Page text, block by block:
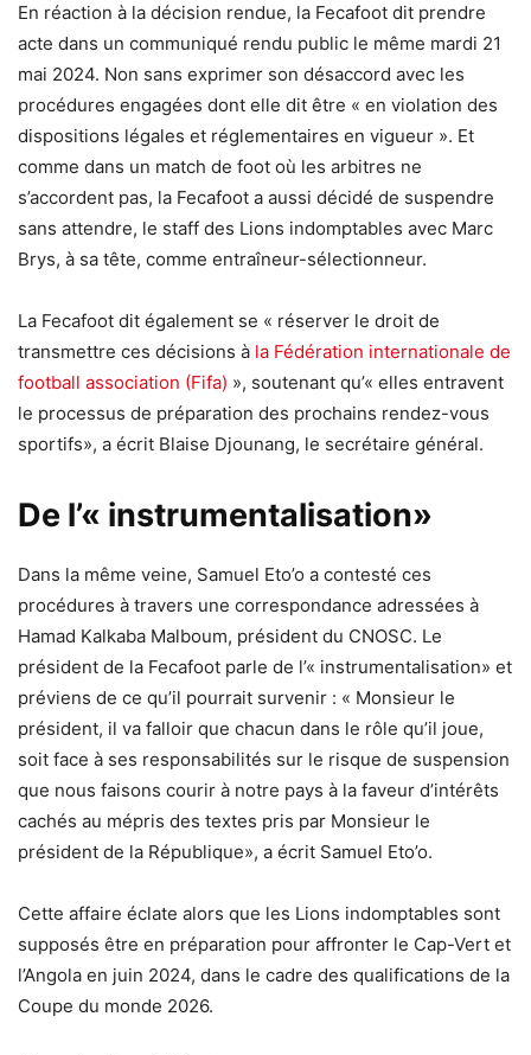
En réaction à la décision rendue, la Fecafoot dit prendre
acte dans un communiqué rendu public le même mardi 21
mai 2024. Non sans exprimer son désaccord avec les
procédures engagées dont elle dit être « en violation des
dispositions légales et réglementaires en vigueur ». Et
comme dans un match de foot où les arbitres ne
s’accordent pas, la Fecafoot a aussi décidé de suspendre
sans attendre, le staff des Lions indomptables avec Marc
Brys, à sa tête, comme entraîneur-sélectionneur.
La Fecafoot dit également se « réserver le droit de
transmettre ces décisions à la Fédération internationale de
football association (Fifa) », soutenant qu’« elles entravent
le processus de préparation des prochains rendez-vous
sportifs», a écrit Blaise Djounang, le secrétaire général.
De l’« instrumentalisation»
Dans la même veine, Samuel Eto’o a contesté ces
procédures à travers une correspondance adressées à
Hamad Kalkaba Malboum, président du CNOSC. Le
président de la Fecafoot parle de l’« instrumentalisation» et
préviens de ce qu’il pourrait survenir : « Monsieur le
président, il va falloir que chacun dans le rôle qu’il joue,
soit face à ses responsabilités sur le risque de suspension
que nous faisons courir à notre pays à la faveur d’intérêts
cachés au mépris des textes pris par Monsieur le
président de la République», a écrit Samuel Eto’o.
Cette affaire éclate alors que les Lions indomptables sont
supposés être en préparation pour affronter le Cap-Vert et
l’Angola en juin 2024, dans le cadre des qualifications de la
Coupe du monde 2026.